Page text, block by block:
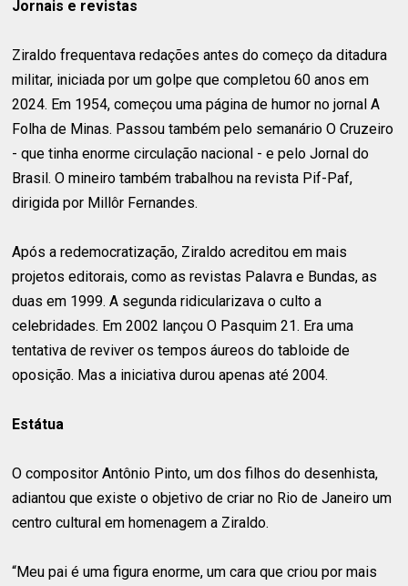
Jornais e revistas
Ziraldo frequentava redações antes do começo da ditadura
militar, iniciada por um golpe que completou 60 anos em
2024. Em 1954, começou uma página de humor no jornal A
Folha de Minas. Passou também pelo semanário O Cruzeiro
- que tinha enorme circulação nacional - e pelo Jornal do
Brasil. O mineiro também trabalhou na revista Pif-Paf,
dirigida por Millôr Fernandes.
Após a redemocratização, Ziraldo acreditou em mais
projetos editorais, como as revistas Palavra e Bundas, as
duas em 1999. A segunda ridicularizava o culto a
celebridades. Em 2002 lançou O Pasquim 21. Era uma
tentativa de reviver os tempos áureos do tabloide de
oposição. Mas a iniciativa durou apenas até 2004.
Estátua
O compositor Antônio Pinto, um dos filhos do desenhista,
adiantou que existe o objetivo de criar no Rio de Janeiro um
centro cultural em homenagem a Ziraldo.
“Meu pai é uma figura enorme, um cara que criou por mais